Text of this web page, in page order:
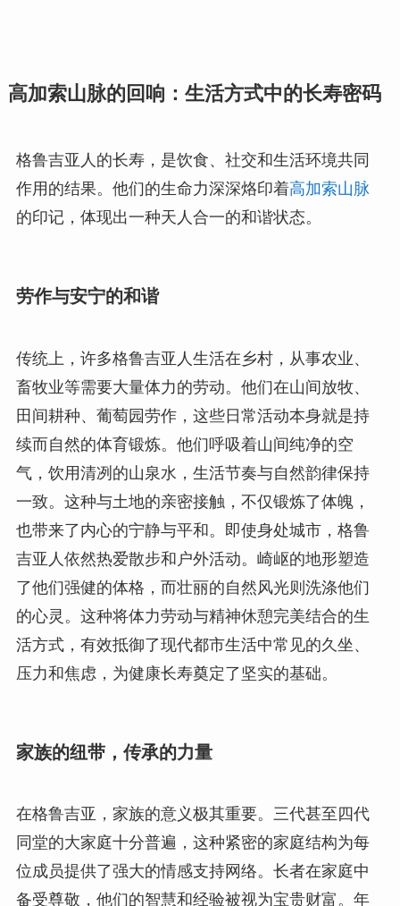
高加索山脉的回响：生活方式中的长寿密码
格鲁吉亚人的长寿，是饮食、社交和生活环境共同
作用的结果。他们的生命力深深烙印着高加索山脉
的印记，体现出一种天人合一的和谐状态。
劳作与安宁的和谐
传统上，许多格鲁吉亚人生活在乡村，从事农业、
畜牧业等需要大量体力的劳动。他们在山间放牧、
田间耕种、葡萄园劳作，这些日常活动本身就是持
续而自然的体育锻炼。他们呼吸着山间纯净的空
气，饮用清冽的山泉水，生活节奏与自然韵律保持
一致。这种与土地的亲密接触，不仅锻炼了体魄，
也带来了内心的宁静与平和。即使身处城市，格鲁
吉亚人依然热爱散步和户外活动。崎岖的地形塑造
了他们强健的体格，而壮丽的自然风光则洗涤他们
的心灵。这种将体力劳动与精神休憩完美结合的生
活方式，有效抵御了现代都市生活中常见的久坐、
压力和焦虑，为健康长寿奠定了坚实的基础。
家族的纽带，传承的力量
在格鲁吉亚，家族的意义极其重要。三代甚至四代
同堂的大家庭十分普遍，这种紧密的家庭结构为每
位成员提供了强大的情感支持网络。长者在家庭中
备受尊敬，他们的智慧和经验被视为宝贵财富。年